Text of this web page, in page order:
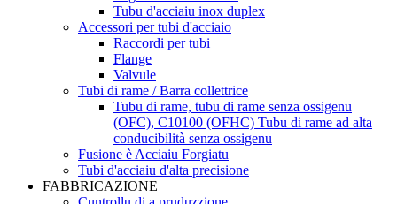
Tubu d'acciaiu inox duplex
Accessori per tubi d'acciaio
Raccordi per tubi
Flange
Valvule
Tubi di rame / Barra collettrice
Tubu di rame, tubu di rame senza ossigenu
(OFC), C10100 (OFHC) Tubu di rame ad alta
conducibilità senza ossigenu
Fusione è Acciaiu Forgiatu
Tubi d'acciaiu d'alta precisione
FABBRICAZIONE